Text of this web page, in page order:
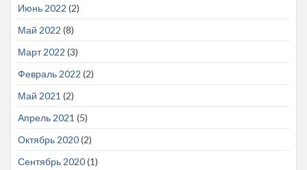
Июнь 2022 (2)
Май 2022 (8)
Март 2022 (3)
Февраль 2022 (2)
Май 2021 (2)
Апрель 2021 (5)
Октябрь 2020(2)
Сентябрь 2020(1)